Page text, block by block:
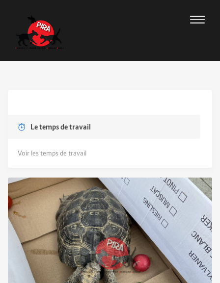
Le temps de travail
Voir les temps de travail